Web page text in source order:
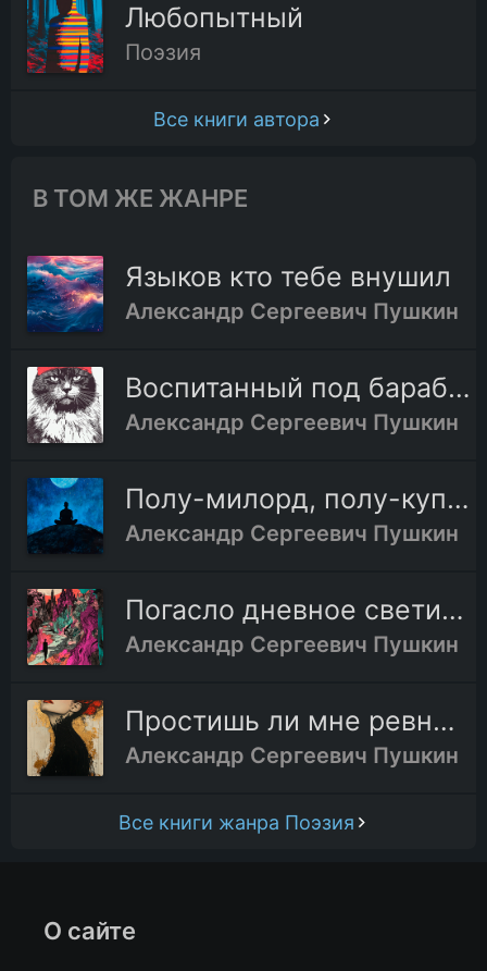
Любопытный
Поэзия
Все книги автора
В ТОМ ЖЕ ЖАНРЕ
Языков кто тебе внушил
Александр Сергеевич Пушкин
Воспитанный под барабаном
Александр Сергеевич Пушкин
Полу-милорд, полу-купец
Александр Сергеевич Пушкин
Погасло дневное светило
Александр Сергеевич Пушкин
Простишь ли мне ревнивые мечты
Александр Сергеевич Пушкин
Все книги жанра Поэзия
О сайте